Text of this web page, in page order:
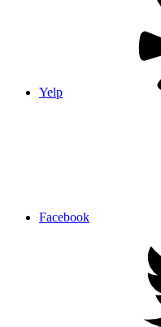
Yelp
Facebook